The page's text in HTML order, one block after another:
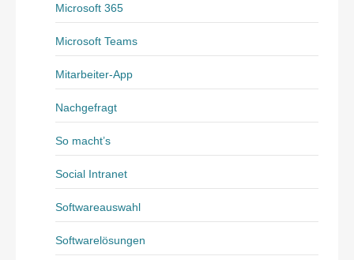
Microsoft 365
Microsoft Teams
Mitarbeiter-App
Nachgefragt
So macht’s
Social Intranet
Softwareauswahl
Softwarelösungen